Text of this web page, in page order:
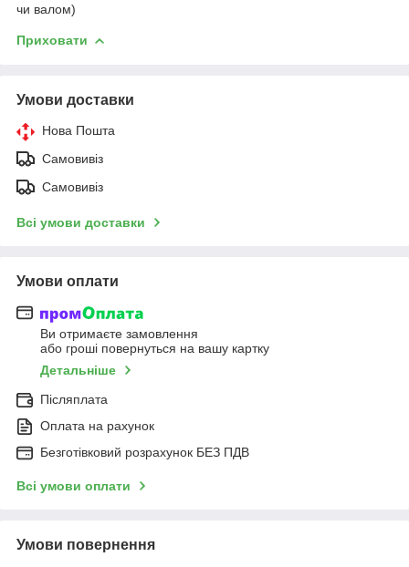
чи валом)
Приховати
Умови доставки
Нова Пошта
Самовивіз
Самовивіз
Всі умови доставки
Умови оплати
Ви отримаєте замовлення
або гроші повернуться на вашу картку
Детальніше
Післяплата
Оплата на рахунок
Безготівковий розрахунок БЕЗ ПДВ
Всі умови оплати
Умови повернення